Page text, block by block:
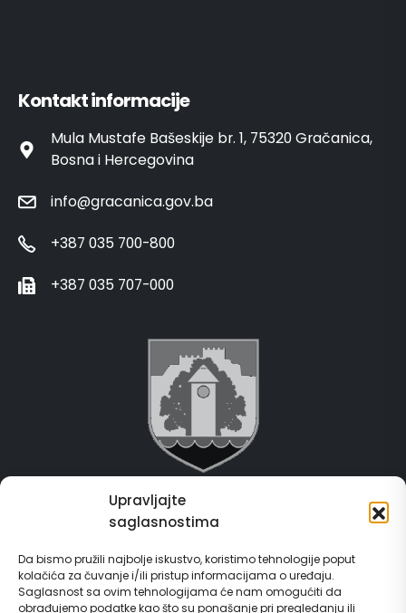
Upravljajte
saglasnostima
Da bismo pružili najbolje iskustvo, koristimo tehnologije poput
kolačića za čuvanje i/ili pristup informacijama o uređaju.
Saglasnost sa ovim tehnologijama će nam omogućiti da
obrađujemo podatke kao što su ponašanje pri pregledanju ili
Kontakt informacije
Mula Mustafe Bašeskije br. 1, 75320 Gračanica,
Bosna i Hercegovina
info@gracanica.gov.ba
+387 035 700-800
+387 035 707-000
Grad Gračanica
Usluge za građane
E-Matičar